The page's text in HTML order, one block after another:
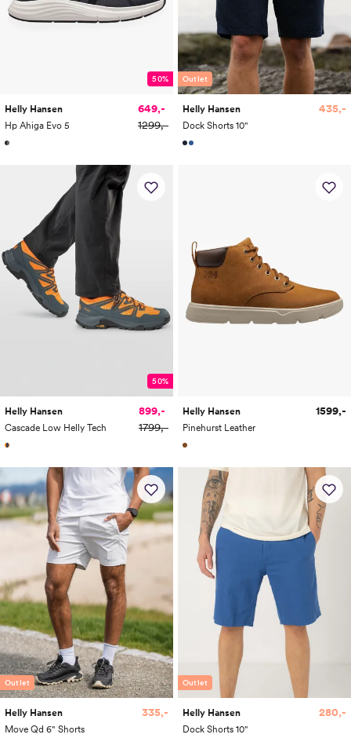
50%
Helly Hansen
Hp Ahiga Evo 5
649,-
1299,-
Outlet
Helly Hansen
Dock Shorts 10"
435,-
50%
Helly Hansen
Cascade Low Helly Tech
899,-
1799,-
Helly Hansen
Pinehurst Leather
1599,-
Outlet
Helly Hansen
Move Qd 6" Shorts
335,-
Outlet
Helly Hansen
Dock Shorts 10"
280,-